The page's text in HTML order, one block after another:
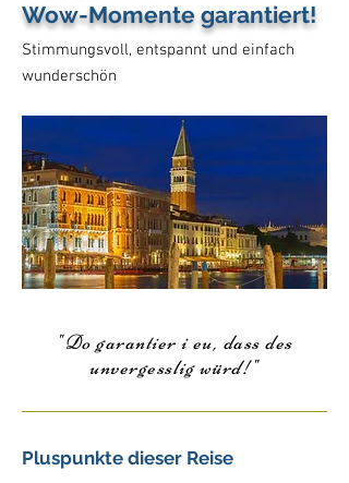
Wow-Momente garantiert!
Stimmungsvoll, entspannt und einfach
wunderschön
"Do garantier i eu, dass des
unvergesslig würd!"
Pluspunkte dieser Reise